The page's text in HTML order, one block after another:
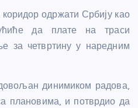
одржати Србију као
да плате на траси
за четвртину у наредним
динимиком радова,
плановима, и потврдио да